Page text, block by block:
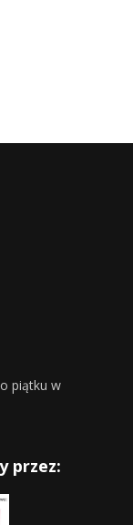
piątku w
przez: